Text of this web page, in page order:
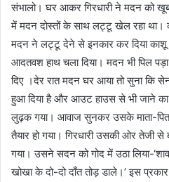
संभालो। घर आकर गिरधारी ने मदन को
में मदन दोस्तों के साथ लट्टू खेल रहा
मदन ने लट्टू देने से इनकार कर दिया काशू
आदतवश हाथ चला दिया। मदन भी पिल
दिए ।देर रात मदन घर आया तो सुना कि
हुआ दिया है और आउट हाउस से भी जाने
लुढ़क गया। आवाज सुनकर उसके माता-
तैयार हो गया। गिरधारी उसकी ओर तेजी
गया। उसने सदन को गोद में उठा लिया-
खोखा के दो-दो दाँत तोड़ डाले।’ इस